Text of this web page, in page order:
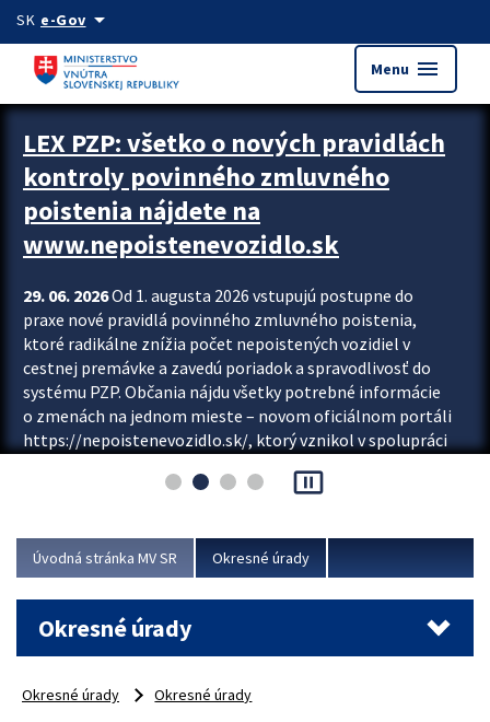
Preskocit na hlavný obsah
SK e-Govarrow_drop_down
Menu menu
Zastavit automatický posun upútavok
LEX PZP: všetko o nových pravidlách
kontroly povinného zmluvného
poistenia nájdete na
www.nepoistenevozidlo.sk
29. 06. 2026Od 1. augusta 2026 vstupujú postupne do
praxe nové pravidlá povinného zmluvného poistenia,
ktoré radikálne znížia počet nepoistených vozidiel v
cestnej premávke a zavedú poriadok a spravodlivosť do
systému PZP. Občania nájdu všetky potrebné informácie
o zmenách na jednom mieste – novom oficiálnom portáli
https://nepoistenevozidlo.sk/, ktorý vznikol v spolupráci
asociácie poisťovní (SLASPO) a Ministerstva vnútra SR.
Viac
pause_presentation
Úvodná stránka MV SR Okresné úrady
Okresné úrady
Okresné úrady
Okresné úrady